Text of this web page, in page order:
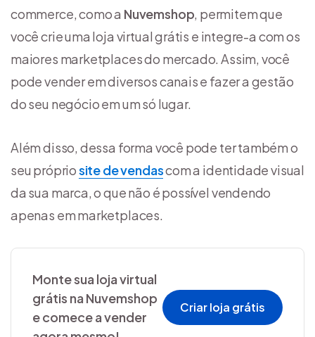
commerce, como a Nuvemshop, permitem que
você crie uma loja virtual grátis e integre-a com os
maiores marketplaces do mercado. Assim, você
pode vender em diversos canais e fazer a gestão
do seu negócio em um só lugar.
Além disso, dessa forma você pode ter também o
seu própriosite de vendascom a identidade visual
da sua marca, o que não é possível vendendo
apenas em marketplaces.
Monte sua loja virtual
grátis na Nuvemshop
e comece a vender
Criar loja grátis